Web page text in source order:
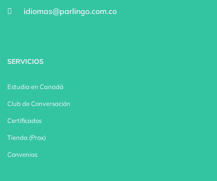
idiomas@parlingo.com.co
SERVICIOS
Estudia en Canadá
Club de Conversación
Certificados
Tienda (Prox)
Convenios